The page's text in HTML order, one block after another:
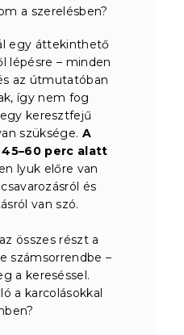
a szerelésben?
egy áttekinthető
lépésre – minden
az útmutatóban
így nem fog
keresztfejű
szüksége. A
perc alatt
lyuk előre van
és
van szó.
összes részt a
számsorrendbe –
a kereséssel.
a karcolásokkal